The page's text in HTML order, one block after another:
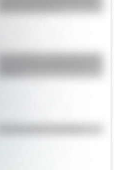
San Cayetano: ¿quién fue y por